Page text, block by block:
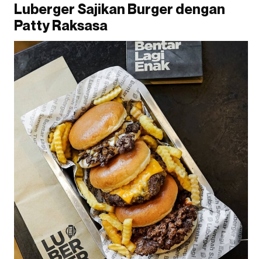
Luberger Sajikan Burger dengan
Patty Raksasa